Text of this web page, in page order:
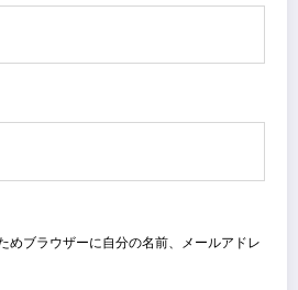
めブラウザーに自分の名前、メールアドレ